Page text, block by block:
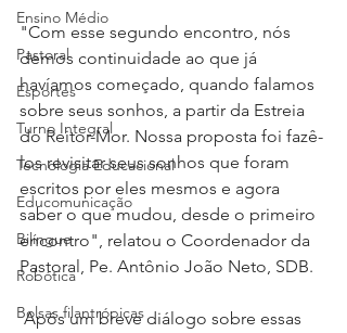
Ensino Médio
Pastoral
Esportes
Turno Integral
Tecnologia Educacional
Educomunicação
Bilíngue
Robótica
Bolsas filantrópicas
"Com esse segundo encontro, nós
demos continuidade ao que já
havíamos começado, quando falamos
sobre seus sonhos, a partir da Estreia
do Reitor-Mor. Nossa proposta foi fazê-
los revisitar seus sonhos que foram
escritos por eles mesmos e agora
saber o que mudou, desde o primeiro
encontro", relatou o Coordenador da
Pastoral, Pe. Antônio João Neto, SDB.
Após um breve diálogo sobre essas